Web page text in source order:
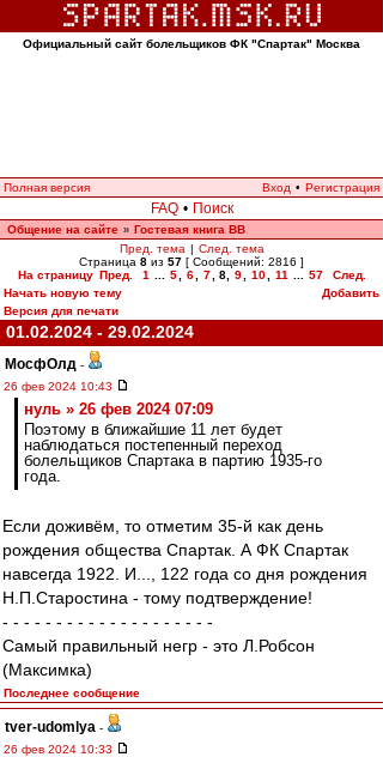
Официальный сайт болельщиков ФК "Спартак" Москва
Полная версия Вход • Регистрация
FAQ • Поиск
Общение на сайте » Гостевая книга ВВ
Пред. тема | След. тема
Страница 8 из 57 [ Сообщений: 2816 ]
На страницу Пред. 1 5 6 7 8, 9 10 11 57
След.
Начать новую тему
Добавить
Версия для печати
01.02.2024 - 29.02.2024
МосфОлд -
26 фев 2024 10:43
нуль » 26 фев 2024 07:09
Поэтому в ближайшие 11 лет будет
наблюдаться постепенный переход
болельщиков Спартака в партию 1935-го
года.
Если доживём, то отметим 35-й как день
рождения общества Спартак. А ФК Спартак
навсегда 1922. И..., 122 года со дня рождения
Н.П.Старостина - тому подтверждение!
- - - - - - - - - - - - - - - - - - - -
Самый правильный негр - это Л.Робсон
(Максимка)
Последнее сообщение
tver-udomlya -
26 фев 2024 10:33